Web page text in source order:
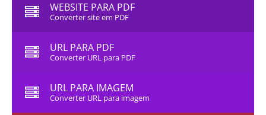
WEBSITE PARA PDF
Converter site em PDF
URL PARA PDF
Converter URL para PDF
URL PARA IMAGEM
Converter URL para imagem